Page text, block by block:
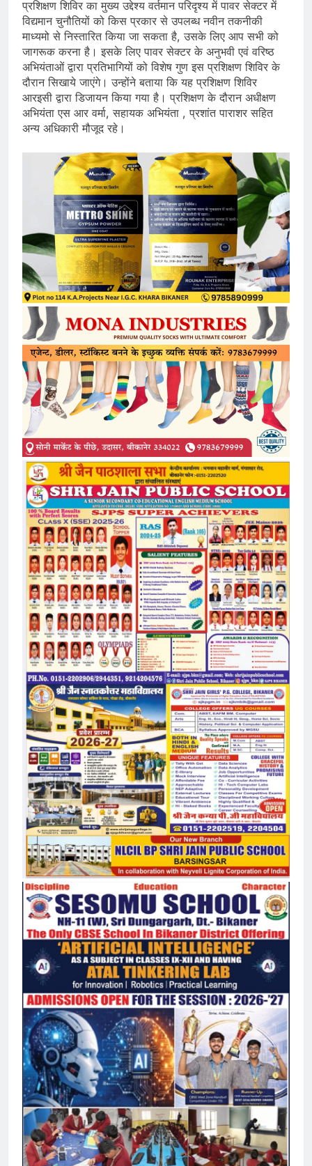
प्रशिक्षण शिविर का मुख्य उद्देश्य वर्तमान परिदृश्य में पावर सेक्टर में
विद्यमान चुनौतियों को किस प्रकार से उपलब्ध नवीन तकनीकी
माध्यमो से निस्तारित किया जा सकता है, उसके लिए आप सभी को
जागरूक करना है। इसके लिए पावर सेक्टर के अनुभवी एवं वरिष्ठ
अभियंताओं द्वारा प्रतिभागियों को विशेष गुण इस प्रशिक्षण शिविर के
दौरान सिखाये जाएंगे। उन्होंने बताया कि यह प्रशिक्षण शिविर
आरइसी द्वारा डिजायन किया गया है। प्रशिक्षण के दौरान अधीक्षण
अभियंता एस आर वर्मा, सहायक अभियंता , प्रशांत पाराशर सहित
अन्य अधिकारी मौजूद रहे।